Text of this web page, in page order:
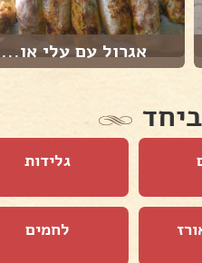
אגרול עם עלי או...
גלידות
לחמים